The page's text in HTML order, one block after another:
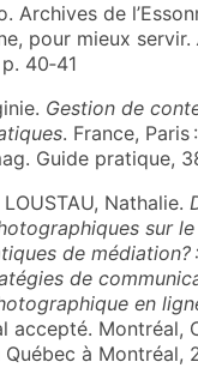
Archives de
pour mieux servir.
40‑41
Gestion de
. France, Paris
Guide pratique,
Nathalie.
sur le
de médiation?
de
en
accepté. Montréal,
à Montréal,